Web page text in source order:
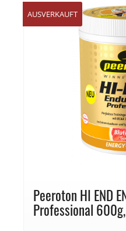
AUSVERKAUFT
Peeroton HI END
Professional